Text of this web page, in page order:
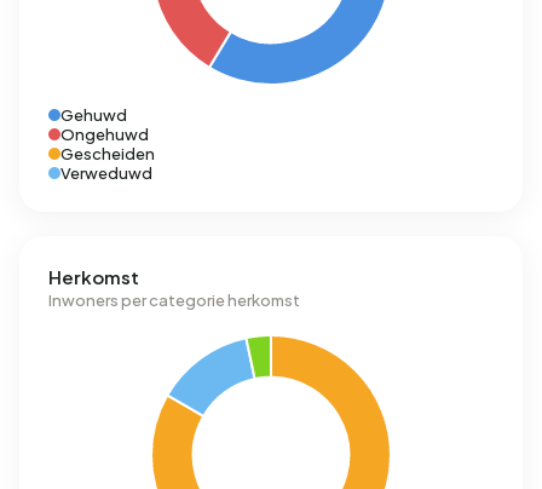
Gehuwd
Ongehuwd
Gescheiden
Verweduwd
Herkomst
Inwoners per categorie herkomst